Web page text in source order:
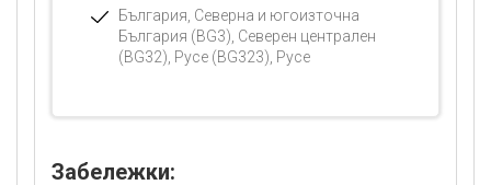
България, Северна и югоизточна
България (BG3), Северен централен
(BG32), Русе (BG323), Русе
Забележки: